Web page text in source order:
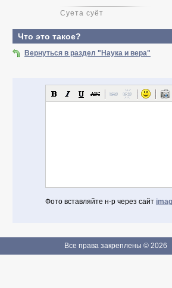
Суета суёт
Что это такое?
Вернуться в раздел "Наука и вера"
Фото вставляйте н-р через сайт
Если Вы зарегистрированы
Все права закреплены © 2026